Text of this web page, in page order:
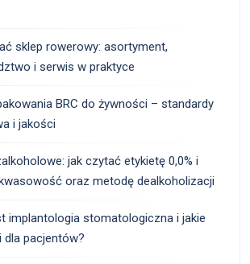
sklep rowerowy: asortyment,
i serwis w praktyce
BRC do żywności – standardy
i jakości
jak czytać etykietę 0,0% i
oraz metodę dealkoholizacji
implantologia stomatologiczna i jakie
dla pacjentów?